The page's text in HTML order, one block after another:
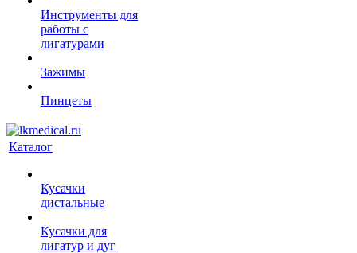
Инструменты для
работы с
лигатурами
Зажимы
Пинцеты
Каталог
Кусачки
дистальные
Кусачки для
лигатур и дуг